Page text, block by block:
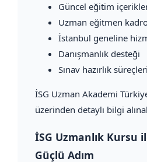
Güncel eğitim
Uzman eğitmen
İstanbul geneline
Danışmanlık desteği
Sınav hazırlık süreçleri
İSG Uzman Akademi
üzerinden detaylı bilgi
İSG Uzmanlık Kursu
Güçlü Adım